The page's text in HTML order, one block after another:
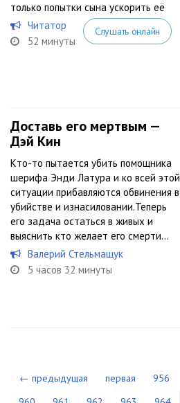
только попытки сына ускорить её
Читатор
52 минуты
Слушать онлайн
Доставь его мертвым —
Дэй Кин
Кто-то пытается убить помощника
шерифа Энди Латура и ко всей этой
ситуации прибавляются обвинения в
убийстве и изнасиловании.Теперь
его задача остаться в живых и
выяснить кто желает его смерти…
Валерий Стельмащук
5 часов 32 минуты
← предыдущая первая 956